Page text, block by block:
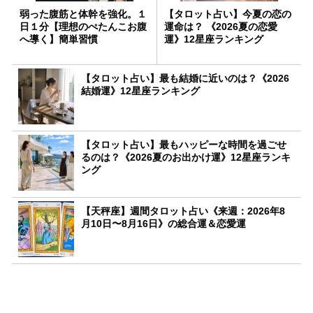
弱った腹筋と体幹を強化。１
日１分【理想のぺたんこお腹
へ導く】簡単習慣
【タロット占い】今夏の恋の
運命は？ 《2026夏の恋愛
運》12星座ランキング
【タロット占い】最も結婚に近いのは？《2026
結婚運》12星座ランキング
【タロット占い】最もハッピーな時間を過ごせ
るのは？《2026夏のお出かけ運》12星座ランキ
ング
【天秤座】週間タロット占い《来週：2026年8
月10日〜8月16日》の総合運＆恋愛運